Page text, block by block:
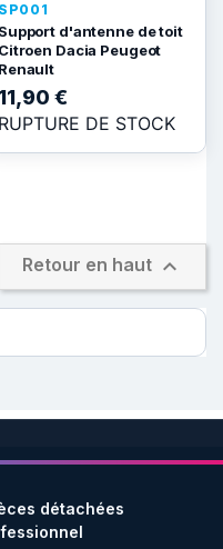
SP001
Support d'antenne de toit
Citroen Dacia Peugeot
Renault
11,90 €
RUPTURE DE STOCK
Retour en haut 
détachées